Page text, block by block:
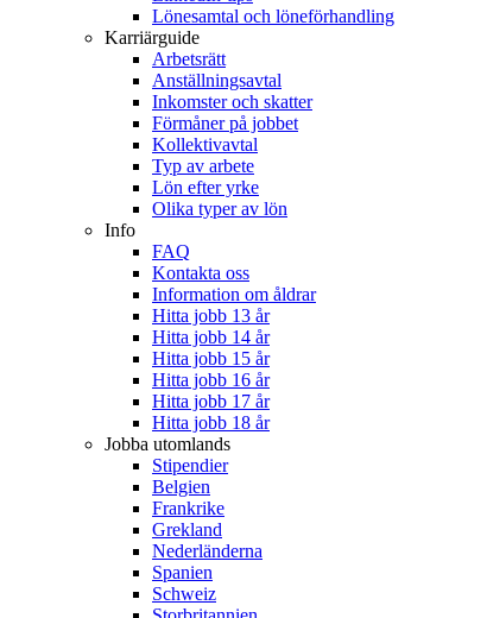
Lönesamtal och löneförhandling
Karriärguide
Arbetsrätt
Anställningsavtal
Inkomster och skatter
Förmåner på jobbet
Kollektivavtal
Typ av arbete
Lön efter yrke
Olika typer av lön
Info
FAQ
Kontakta oss
Information om åldrar
Hitta jobb 13 år
Hitta jobb 14 år
Hitta jobb 15 år
Hitta jobb 16 år
Hitta jobb 17 år
Hitta jobb 18 år
Jobba utomlands
Stipendier
Belgien
Frankrike
Grekland
Nederländerna
Spanien
Schweiz